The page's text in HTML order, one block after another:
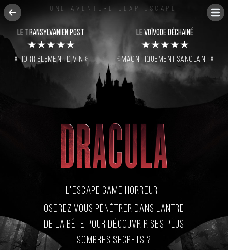
Une aventure Clap Escape
Le Transylvanien Post
★★★★★
« Horriblement divin »
Le Voïvode déchainé
★★★★★
« Magnifiquement sanglant »
L'escape game horreur :
Oserez vous pénétrer dans l’antre
de la bête pour découvrir ses plus
sombres secrets ?